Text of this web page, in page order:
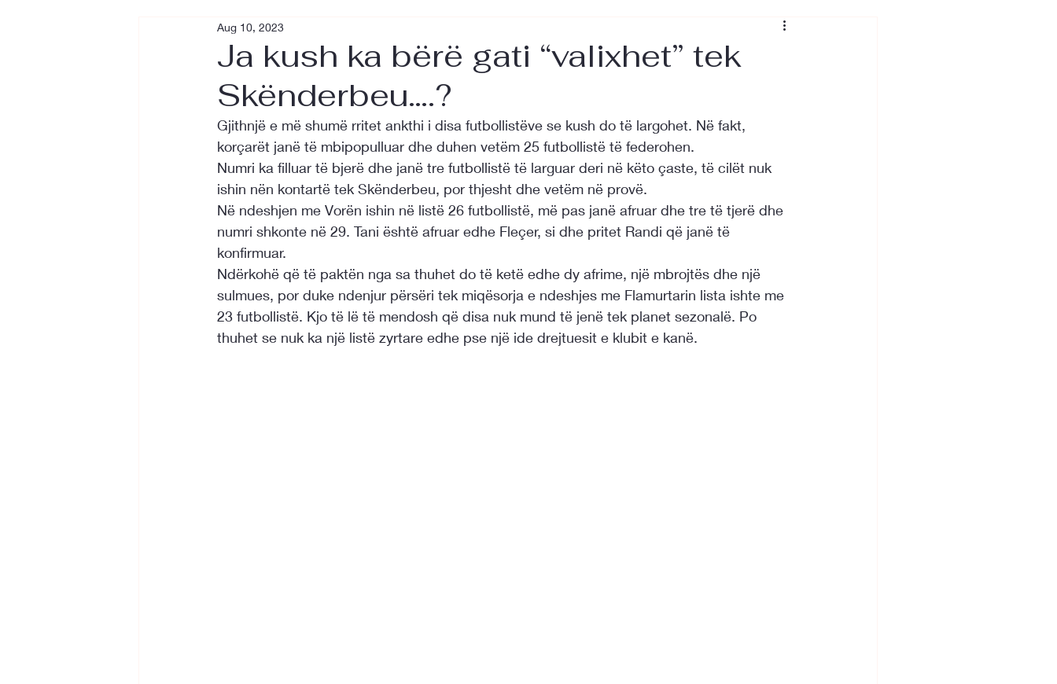
Ja kush ka bërë gati “valixhet” tek
Skënderbeu….?
Aug 10, 2023
Gjithnjë e më shumë rritet ankthi i disa futbollistëve se kush do të largohet. Në fakt,
korçarët janë të mbipopulluar dhe duhen vetëm 25 futbollistë të federohen.
Numri ka filluar të bjerë dhe janë tre futbollistë të larguar deri në këto çaste, të cilët nuk
ishin nën kontartë tek Skënderbeu, por thjesht dhe vetëm në provë.
Në ndeshjen me Vorën ishin në listë 26 futbollistë, më pas janë afruar dhe tre të tjerë dhe
numri shkonte në 29. Tani është afruar edhe Fleçer, si dhe pritet Randi që janë të
konfirmuar.
Ndërkohë që të paktën nga sa thuhet do të ketë edhe dy afrime, një mbrojtës dhe një
sulmues, por duke ndenjur përsëri tek miqësorja e ndeshjes me Flamurtarin lista ishte me
23 futbollistë. Kjo të lë të mendosh që disa nuk mund të jenë tek planet sezonalë. Po
thuhet se nuk ka një listë zyrtare edhe pse një ide drejtuesit e klubit e kanë.